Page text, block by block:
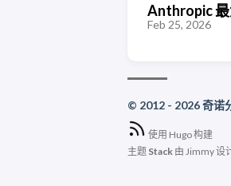
Anthropic
Feb 25, 2026
© 2012 - 2026 奇诺
使用 Hugo构建
主题 Stack 由 Jimmy设